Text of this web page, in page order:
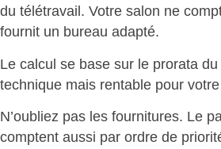
du télétravail . Votre salon ne
fournit un bureau adapté.
Le calcul se base sur le prorata du
technique mais rentable pour
N’oubliez pas les fournitures. Le
comptent aussi par ordre de